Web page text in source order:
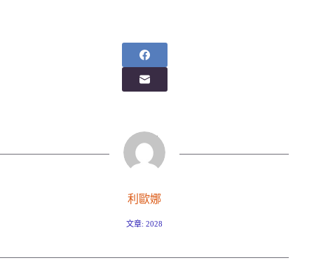
利歐娜
文章: 2028